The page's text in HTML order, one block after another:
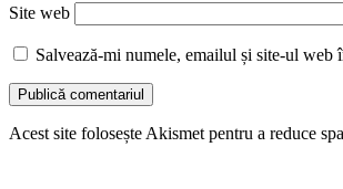
Site web
Salvează-mi numele, emailul și site-ul web
Acest site folosește Akismet pentru a reduce